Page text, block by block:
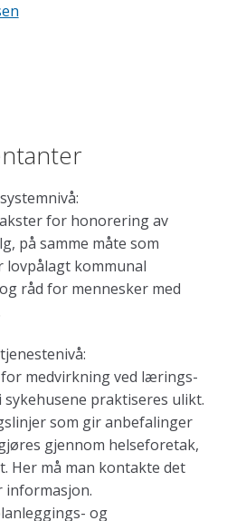
for honorering av
på samme måte som
kommunal
råd for mennesker med
medvirkning ved lærings-
praktiseres ulikt.
som gir anbefalinger
gjennom helseforetak,
Her må man kontakte det
og